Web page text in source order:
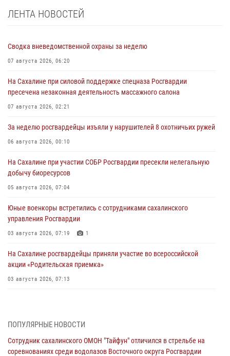
ЛЕНТА НОВОСТЕЙ
Сводка вневедомственной охраны за неделю
07 августа 2026, 06:20
На Сахалине при силовой поддержке спецназа Росгвардии
пресечена незаконная деятельность массажного салона
07 августа 2026, 02:21
За неделю росгвардейцы изъяли у нарушителей 8 охотничьих ружей
06 августа 2026, 00:10
На Сахалине при участии СОБР Росгвардии пресекли нелегальную
добычу биоресурсов
05 августа 2026, 07:04
Юные военкоры встретились с сотрудниками сахалинского
управления Росгвардии
03 августа 2026, 07:19 1
На Сахалине росгвардейцы приняли участие во всероссийской
акции «Родительская приемка»
03 августа 2026, 07:13
31 июля 2026, 06:56
ПОПУЛЯРНЫЕ НОВОСТИ
Сотрудник сахалинского ОМОН "Тайфун" отличился в стрельбе на
соревнованиях среди водолазов Восточного округа Росгвардии